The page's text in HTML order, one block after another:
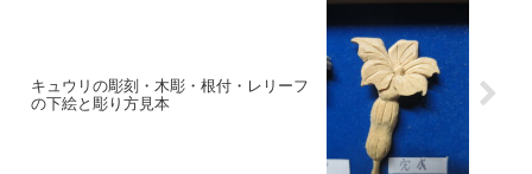
キュウリの彫刻・木彫・根付・レリーフ
の下絵と彫り方見本